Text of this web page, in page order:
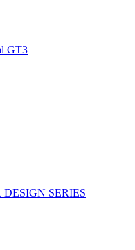
GT3
SERIES